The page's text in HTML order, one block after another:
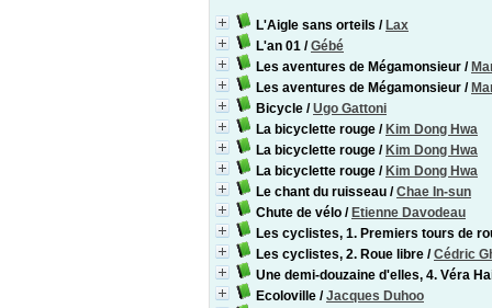
L'Aigle sans orteils / Lax
L'an 01 /Gébé
Les aventures de Mégamonsieur /
Les aventures de Mégamonsieur /
Bicycle /Ugo Gattoni
La bicyclette rouge / Kim Dong Hwa
La bicyclette rouge / Kim Dong Hwa
La bicyclette rouge / Kim Dong Hwa
Le chant du ruisseau /Chae In-sun
Chute de vélo / Etienne Davodeau
Les cyclistes, 1. Premiers tours de
Les cyclistes, 2. Roue libre /Cédric
Une demi-douzaine d'elles, 4. Véra
Ecoloville /Jacques Duhoo